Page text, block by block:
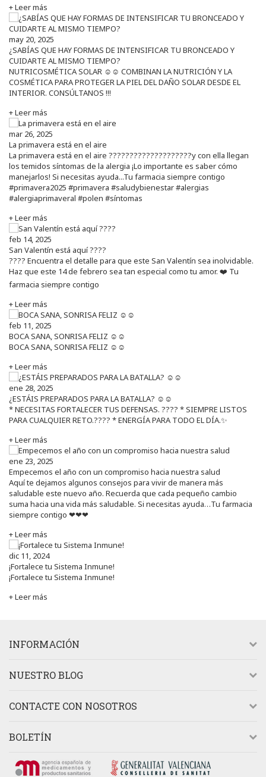
+ Leer más
may 20, 2025
¿SABÍAS QUE HAY FORMAS DE INTENSIFICAR TU BRONCEADO Y
CUIDARTE AL MISMO TIEMPO?
NUTRICOSMÉTICA SOLAR ☺️☺️ COMBINAN LA NUTRICIÓN Y LA
COSMÉTICA PARA PROTEGER LA PIEL DEL DAÑO SOLAR DESDE EL
INTERIOR. CONSÚLTANOS !!!
+ Leer más
mar 26, 2025
La primavera está en el aire
La primavera está en el aire ????????????????????y con ella llegan
los temidos síntomas de la alergia ¡Lo importante es saber cómo
manejarlos! Si necesitas ayuda...Tu farmacia siempre contigo
#primavera2025 #primavera #saludybienestar #alergias
#alergiaprimaveral #polen #síntomas
+ Leer más
feb 14, 2025
San Valentín está aquí ????
???? Encuentra el detalle para que este San Valentín sea inolvidable.
Haz que este 14 de febrero sea tan especial como tu amor. ❤️ Tu
farmacia siempre contigo
+ Leer más
feb 11, 2025
BOCA SANA, SONRISA FELIZ ☺️☺️
BOCA SANA, SONRISA FELIZ ☺️☺️
+ Leer más
ene 28, 2025
¿ESTÁIS PREPARADOS PARA LA BATALLA? ☺️☺️
* NECESITAS FORTALECER TUS DEFENSAS. ????️ * SIEMPRE LISTOS
PARA CUALQUIER RETO.???? * ENERGÍA PARA TODO EL DÍA.✨
+ Leer más
ene 23, 2025
Empecemos el año con un compromiso hacia nuestra salud
Aquí te dejamos algunos consejos para vivir de manera más
saludable este nuevo año. Recuerda que cada pequeño cambio
suma hacia una vida más saludable. Si necesitas ayuda…Tu farmacia
siempre contigo ❤❤❤
+ Leer más
dic 11, 2024
¡Fortalece tu Sistema Inmune!
¡Fortalece tu Sistema Inmune!
+ Leer más
INFORMACIÓN
NUESTRO BLOG
CONTACTE CON NOSOTROS
BOLETÍN